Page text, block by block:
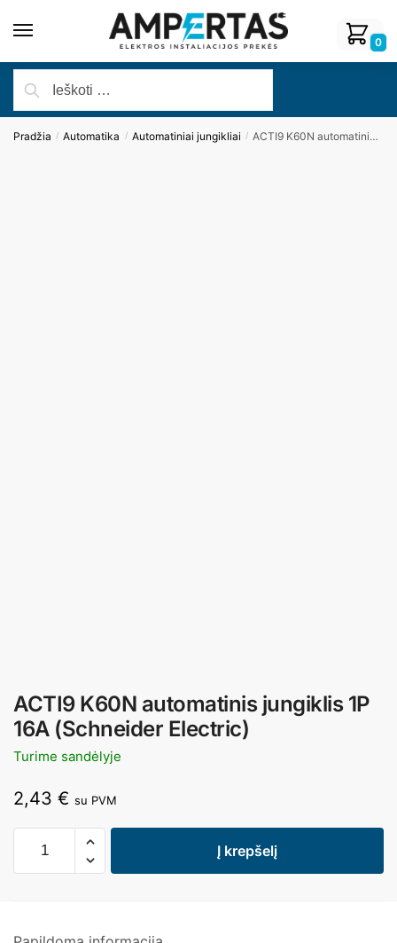
0
Pradžia / Automatika / Automatiniai jungikliai / ACTI9 K60N automatinis jungiklis 1P 16A (Schneider Electric)
ACTI9 K60N automatinis jungiklis 1P
16A (Schneider Electric)
Turime sandėlyje
2,43 € su PVM
Į krepšelį